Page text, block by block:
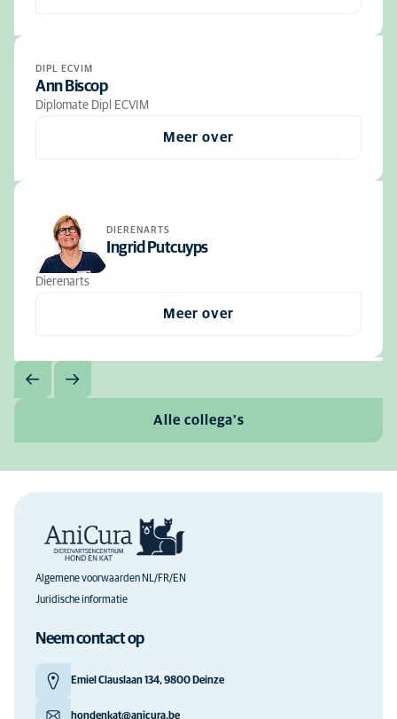
DIPL ECVIM
Ann Biscop
Diplomate Dipl ECVIM
Meer over
DIERENARTS
Ingrid Putcuyps
Dierenarts
Meer over
Alle collega's
Algemene voorwaarden NL/FR/EN
Juridische informatie
Neem contact op
Emiel Clauslaan 134, 9800 Deinze
hondenkat@anicura.be